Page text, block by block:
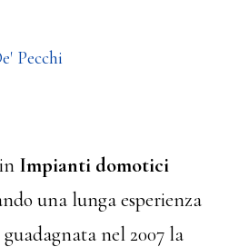
Pecchi
Impianti domotici
una lunga esperienza
nel 2007 la